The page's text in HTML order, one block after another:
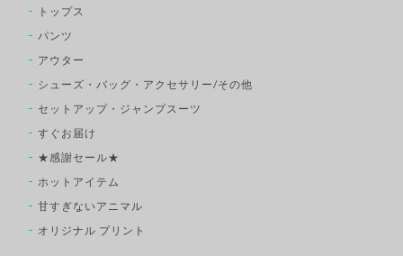
トップス
パンツ
アウター
シューズ・バッグ・アクセサリー/その他
セットアップ・ジャンプスーツ
すぐお届け
★感謝セール★
ホットアイテム
甘すぎないアニマル
オリジナル プリント